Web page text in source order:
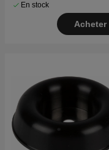
En stock
Acheter